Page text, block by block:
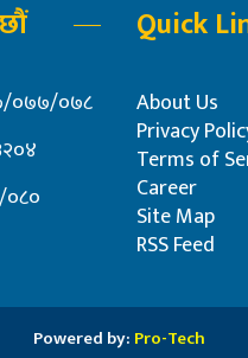
०७७/०७८
०८०
Quick
About Us
Privacy
Terms of
Career
Site Map
RSS Feed
Powered by: Pro-Tech